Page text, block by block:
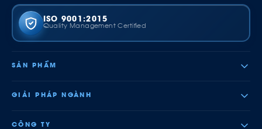
ISO 9001:2015
Quality Management Certified
SẢN PHẨM
GIẢI PHÁP NGÀNH
CÔNG TY